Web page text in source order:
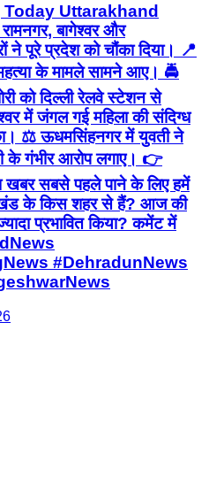
| Today Uttarakhand
बागेश्वर और
पूरे प्रदेश को चौंका दिया। 📍
के मामले सामने आए। 🚔
को दिल्ली रेलवे स्टेशन से
में जंगल गई महिला की संदिग्ध
⚖️ ऊधमसिंहनगर में युवती ने
के गंभीर आरोप लगाए। 👉
खबर सबसे पहले पाने के लिए हमें
के किस शहर से हैं? आज की
प्रभावित किया? कमेंट में
#DehradunNews